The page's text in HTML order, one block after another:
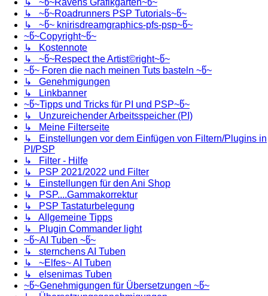
↳ ~წ~Roadrunners PSP Tutorials~წ~
↳ ~წ~ knirisdreamgraphics-pfs-psp~წ~
~წ~Copyright~წ~
↳ Kostennote
↳ ~წ~Respect the Artist©right~წ~
~წ~ Foren die nach meinen Tuts basteln ~წ~
↳ Genehmigungen
↳ Linkbanner
~წ~Tipps und Tricks für PI und PSP~წ~
↳ Unzureichender Arbeitsspeicher (PI)
↳ Meine Filterseite
↳ Einstellungen vor dem Einfügen von Filtern/Plugins in
PI/PSP
↳ Filter - Hilfe
↳ PSP 2021/2022 und Filter
↳ Einstellungen für den Ani Shop
↳ PSP....Gammakorrektur
↳ PSP Tastaturbelegung
↳ Allgemeine Tipps
↳ Plugin Commander light
~წ~AI Tuben ~წ~
↳ sternchens AI Tuben
↳ ~Elfes~ AI Tuben
↳ elsenimas Tuben
~წ~Genehmigungen für Übersetzungen ~წ~